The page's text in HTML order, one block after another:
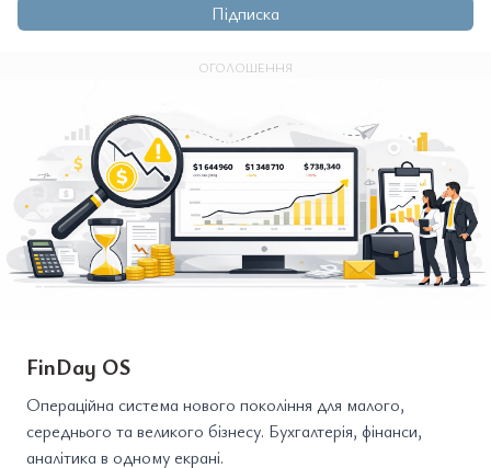
Підписка
ОГОЛОШЕННЯ
FinDay OS
Операційна система нового покоління для малого,
середнього та великого бізнесу. Бухгалтерія, фінанси,
аналітика в одному екрані.